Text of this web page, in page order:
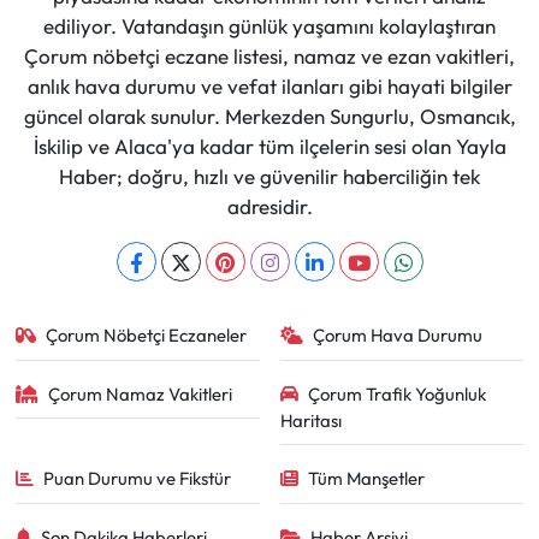
ediliyor. Vatandaşın günlük yaşamını kolaylaştıran
Çorum nöbetçi eczane listesi, namaz ve ezan vakitleri,
anlık hava durumu ve vefat ilanları gibi hayati bilgiler
güncel olarak sunulur. Merkezden Sungurlu, Osmancık,
İskilip ve Alaca'ya kadar tüm ilçelerin sesi olan Yayla
Haber; doğru, hızlı ve güvenilir haberciliğin tek
adresidir.
Çorum Nöbetçi Eczaneler Çorum Hava Durumu
Çorum Namaz Vakitleri
Çorum Trafik Yoğunluk
Haritası
Puan Durumu ve Fikstür Tüm Manşetler